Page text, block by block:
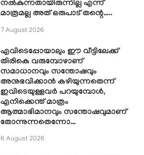
നൽകുന്നതായിരുന്നില്ല എന്ന്
മാത്രമല്ല അത് ഒരുപാട് തന്റെ…..
7 August 2026
എവിടെപ്പോയാലും ഈ വീട്ടിലേക്ക്
തിരികെ വരുമ്പോഴാണ്
സമാധാനവും സന്തോഷവും
അനുഭവിക്കാൻ കഴിയുന്നതെന്ന്
ഇവിടെയുള്ളവർ പറയുമ്പോൾ,
എനിക്കെന്ത് മാത്രം
ആത്മാഭിമാനവും സന്തോഷവുമാണ്
തോന്നുന്നതെന്നോ…
6 August 2026